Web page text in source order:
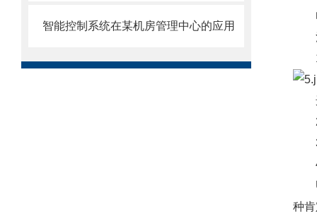
智能控制系统在某机房管理中心的应用
1.
选
2.
3.
4.
UL
种